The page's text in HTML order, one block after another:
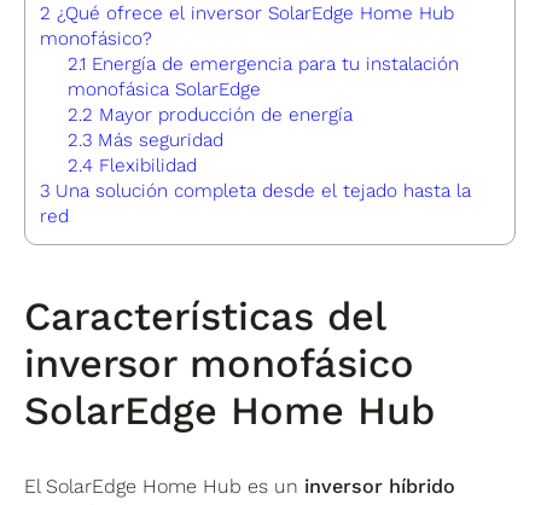
2 ¿Qué ofrece el inversor SolarEdge Home Hub
monofásico?
2.1 Energía de emergencia para tu instalación
monofásica SolarEdge
2.2 Mayor producción de energía
2.3 Más seguridad
2.4 Flexibilidad
3 Una solución completa desde el tejado hasta la
red
Características del
inversor monofásico
SolarEdge Home Hub
El SolarEdge Home Hub es un inversor híbrido